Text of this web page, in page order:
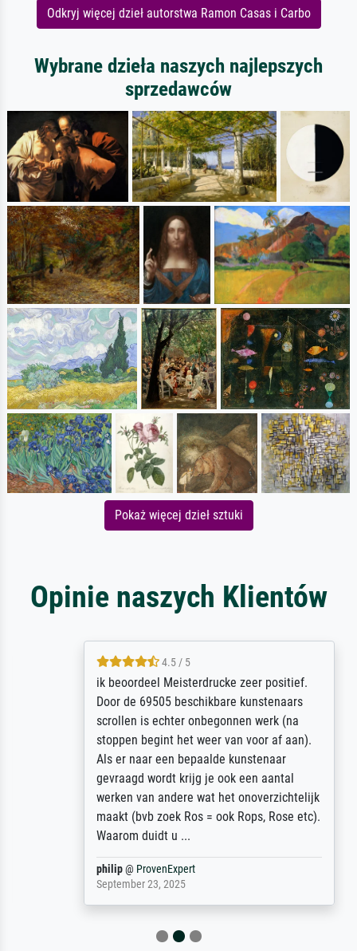
Odkryj więcej dzieł autorstwa Ramon Casas i Carbo
Wybrane dzieła naszych najlepszych
sprzedawców
Pokaż więcej dzieł sztuki
Opinie naszych Klientów
4.5 / 5
ik beoordeel Meisterdrucke zeer positief.
Door de 69505 beschikbare kunstenaars
scrollen is echter onbegonnen werk (na
stoppen begint het weer van voor af aan).
Als er naar een bepaalde kunstenaar
gevraagd wordt krijg je ook een aantal
werken van andere wat het onoverzichtelijk
maakt (bvb zoek Ros = ook Rops, Rose etc).
Waarom duidt u ...
@ProvenExpert
September 23, 2025